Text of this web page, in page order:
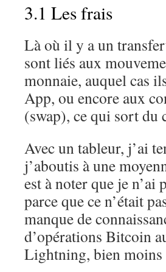
3.1 Les frais
Là où il y a un
sont liés aux
monnaie, auquel cas
App, ou encore aux
(swap), ce qui sort du
Avec un tableur, j’ai
j’aboutis à une
est à noter que je n’ai
parce que ce n’était
manque de
d’opérations Bitcoin
Lightning, bien moins